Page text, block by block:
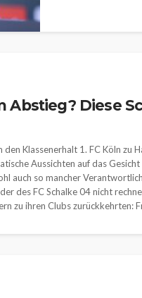
Diese
Klassenerhalt 1. FC Köln zu
Aussichten auf das
auch so mancher
des FC Schalke 04 nicht
zu ihren Clubs zurückkehrten: